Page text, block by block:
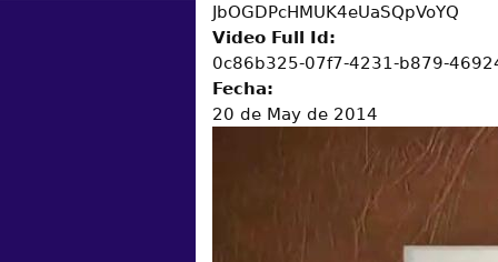
JbOGDPcHMUK4eUaSQpVoYQ
Video Full Id:
0c86b325-07f7-4231-b879-
Fecha:
20 de May de 2014